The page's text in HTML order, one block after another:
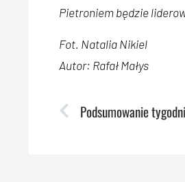
Pietroniem będzie
Fot. Natalia Nikiel
Autor: Rafał Małys